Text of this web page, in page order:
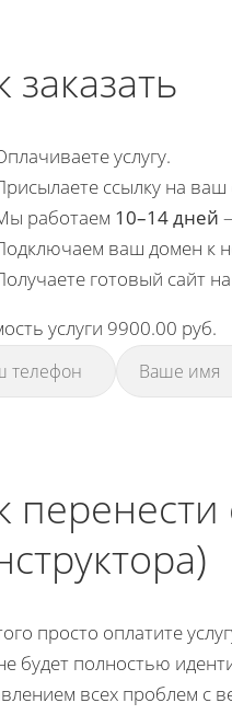
заказать
услугу.
ссылку на ваш
работаем 10–14 дней
ваш домен к
готовый сайт
услуги 9900.00 руб.
перенести
просто оплатите
будет полностью
всех проблем с